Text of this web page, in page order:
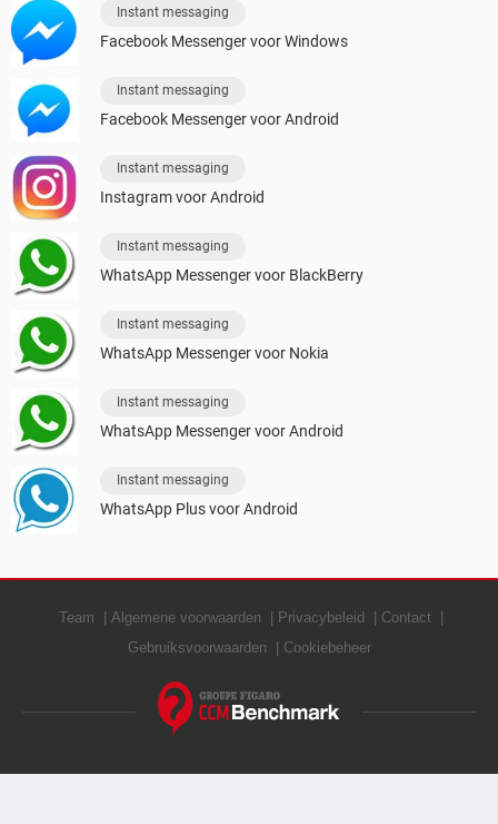
Instant messaging
Facebook Messenger voor Windows
Instant messaging
Facebook Messenger voor Android
Instant messaging
Instagram voor Android
Instant messaging
WhatsApp Messenger voor BlackBerry
Instant messaging
WhatsApp Messenger voor Nokia
Instant messaging
WhatsApp Messenger voor Android
Instant messaging
WhatsApp Plus voor Android
Team Algemene voorwaarden Privacybeleid
Contact
Gebruiksvoorwaarden
Cookiebeheer